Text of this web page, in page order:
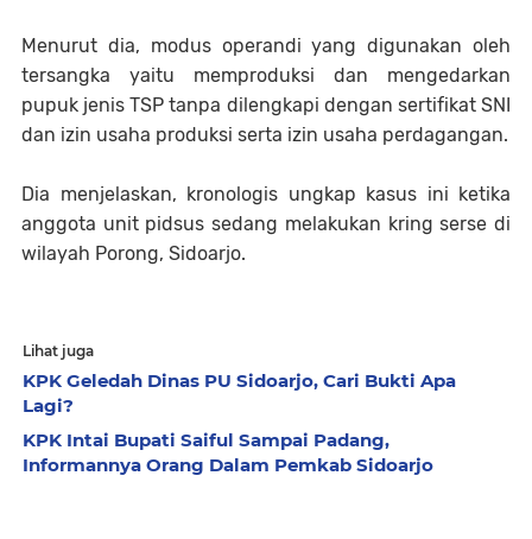
Menurut dia, modus operandi yang digunakan oleh
tersangka yaitu memproduksi dan mengedarkan
pupuk jenis TSP tanpa dilengkapi dengan sertifikat SNI
dan izin usaha produksi serta izin usaha perdagangan.
Dia menjelaskan, kronologis ungkap kasus ini ketika
anggota unit pidsus sedang melakukan kring serse di
wilayah Porong, Sidoarjo.
Lihat juga
KPK Geledah Dinas PU Sidoarjo, Cari Bukti Apa
Lagi?
KPK Intai Bupati Saiful Sampai Padang,
Informannya Orang Dalam Pemkab Sidoarjo